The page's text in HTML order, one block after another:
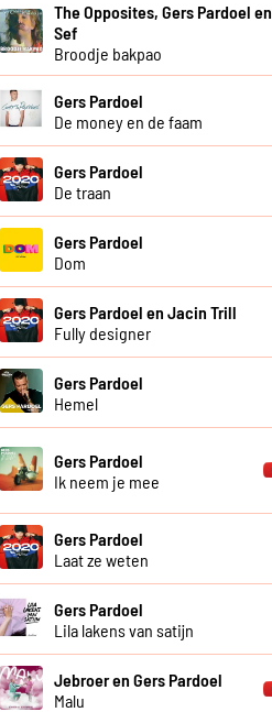
The Opposites, Gers Pardoel en
Sef
Broodje bakpao
Gers Pardoel
De money en de faam
Gers Pardoel
De traan
Gers Pardoel
Dom
Gers Pardoel en Jacin Trill
Fully designer
Gers Pardoel
Hemel
Gers Pardoel
Ik neem je mee
Gers Pardoel
Laat ze weten
Gers Pardoel
Lila lakens van satijn
Jebroer en Gers Pardoel
Malu